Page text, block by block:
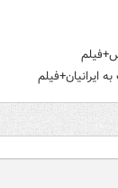
ایرانیان+فیلم